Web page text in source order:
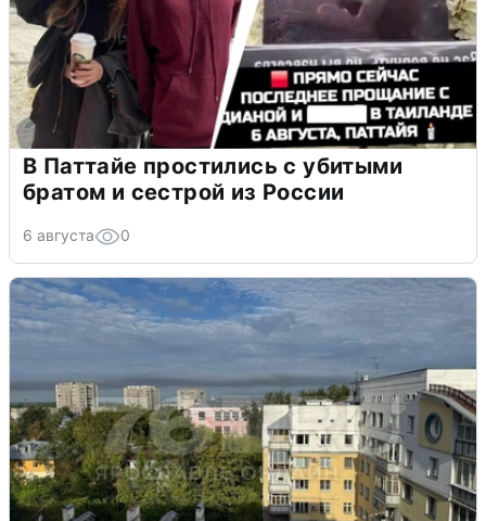
В Паттайе простились с убитыми
братом и сестрой из России
6 августа 0